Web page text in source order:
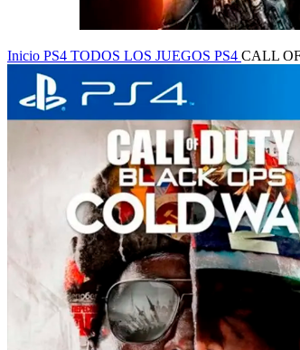
Inicio PS4 TODOS LOS JUEGOS PS4 CALL